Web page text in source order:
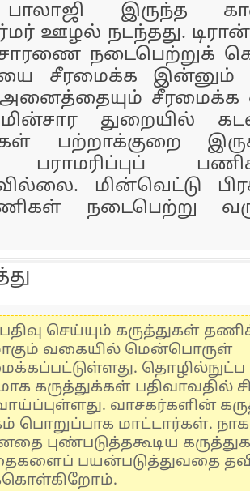
பாலாஜி இருந்த
ஊழல் நடந்தது.
நடைபெற்றுக்
சீரமைக்க இன்னும்
சீரமைக்க
துறையில்
பற்றாக்குறை
பராமரிப்புப்
மின்வெட்டு
நடைபெற்று
செய்யும் கருத்துகள்
வகையில் மென்பொருள்
கருத்துக்கள் பதிவாவதில்
வாசகர்களின்
பொறுப்பாக மாட்டார்கள்.
புண்படுத்தகூடிய
பயன்படுத்துவதை